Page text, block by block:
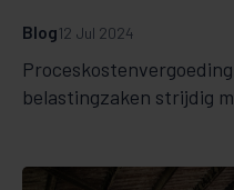
belastingzaken strijdig
Blog12 Jul 2024